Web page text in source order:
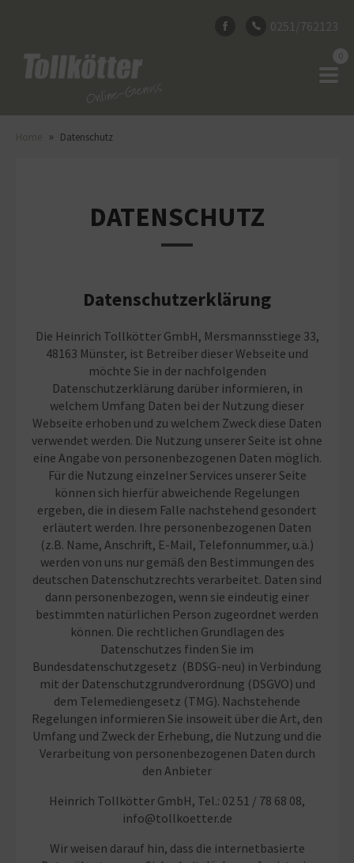
0251/762123
0
Home » Datenschutz
DATENSCHUTZ
Datenschutzerklärung
Die Heinrich Tollkötter GmbH, Mersmannsstiege 33,
48163 Münster, ist Betreiber dieser Webseite und
möchte Sie in der nachfolgenden
Datenschutzerklärung darüber informieren, in
welchem Umfang Daten bei der Nutzung dieser
Webseite erhoben und zu welchem Zweck diese Daten
verwendet werden. Die Nutzung unserer Seite ist ohne
eine Angabe von personenbezogenen Daten möglich.
Für die Nutzung einzelner Services unserer Seite
können sich hierfür abweichende Regelungen
ergeben, die in diesem Falle nachstehend gesondert
erläutert werden. Ihre personenbezogenen Daten
(z.B. Name, Anschrift, E-Mail, Telefonnummer, u.ä.)
werden von uns nur gemäß den Bestimmungen des
deutschen Datenschutzrechts verarbeitet. Daten sind
dann personenbezogen, wenn sie eindeutig einer
bestimmten natürlichen Person zugeordnet werden
können. Die rechtlichen Grundlagen des
Datenschutzes finden Sie im
Bundesdatenschutzgesetz (BDSG-neu) in Verbindung
mit der Datenschutzgrundverordnung (DSGVO) und
dem Telemediengesetz (TMG). Nachstehende
Regelungen informieren Sie insoweit über die Art, den
Umfang und Zweck der Erhebung, die Nutzung und die
Verarbeitung von personenbezogenen Daten durch
den Anbieter
Heinrich Tollkötter GmbH, Tel.: 02 51 / 78 68 08,
info@tollkoetter.de
Wir weisen darauf hin, dass die internetbasierte